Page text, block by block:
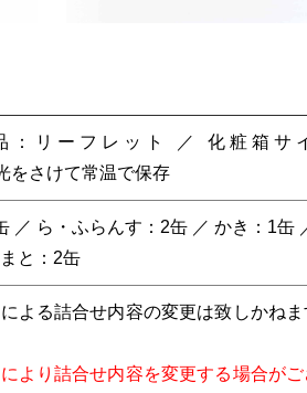
リーフレット ／ 化粧箱サ
をさけて常温で保存
／ ら・ふらんす：2缶 ／ かき：1缶
と：2缶
よる詰合せ内容の変更は致しかね
より詰合せ内容を変更する場合がご